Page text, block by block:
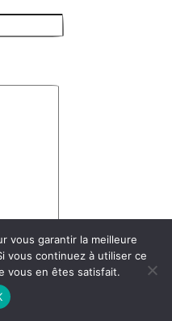
vous garantir la meilleure
vous continuez à utiliser ce
vous en êtes satisfait.